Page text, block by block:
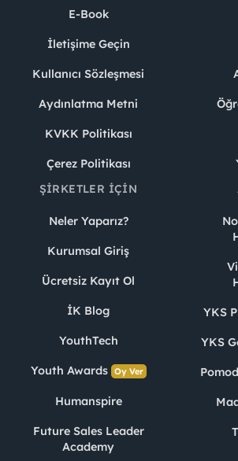
E-Book
İletişime Geçin
Kullanıcı Sözleşmesi
Aydınlatma Metni
KVKK Politikası
Çerez Politikası
ŞIRKETLER İÇIN
Neler Yaparız?
Kurumsal Giriş
Ücretsiz Kayıt Ol
İK Blog
YouthTech
Youth Awards Oy Ver
Humanspire
Future Sales Leader
Academy
YKS
YKS